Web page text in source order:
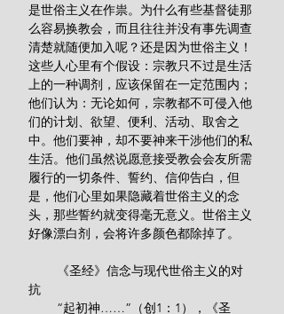
是世俗主义在作祟。为什么有些基督徒那
么容易换教会，而且往往并没有事先调查
清楚就随便加入呢？还是因为世俗主义！
这些人心里有个假设：宗教只不过是生活
上的一种调剂，应该保留在一定范围内；
他们认为：无论如何，宗教都不可侵入他
们的计划、欲望、便利、活动、取舍之
中。他们要神，却不要神来干涉他们的私
生活。他们虽然说愿意接受教会会友所需
履行的一切条件、誓约、信仰告白，但
是，他们心里如果隐藏着世俗主义的念
头，那些誓约就变得毫无意义。世俗主义
好像漂白剂，会将许多颜色都除掉了。
抗